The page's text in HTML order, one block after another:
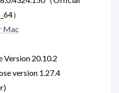
）
Mac
Version 20.10.2
version 1.27.4